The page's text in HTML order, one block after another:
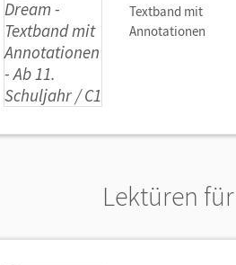
Textband mit
Annotationen
Lektüren